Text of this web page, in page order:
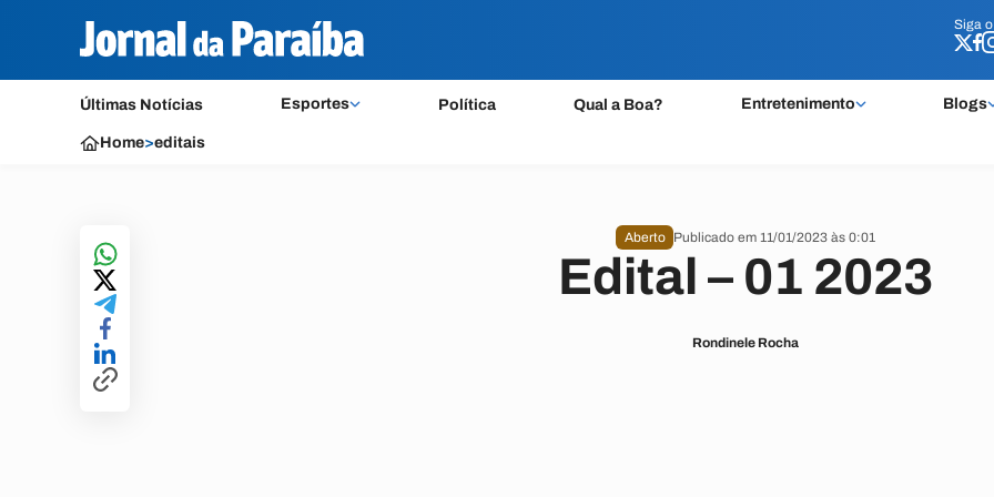
Siga o
Últimas Notícias Esportes Política Qual a Boa? Entretenimento Blogs
Siga o
Home>editais
Aberto Publicado em 11/01/2023 às 0:01
Edital – 01 2023
Rondinele Rocha